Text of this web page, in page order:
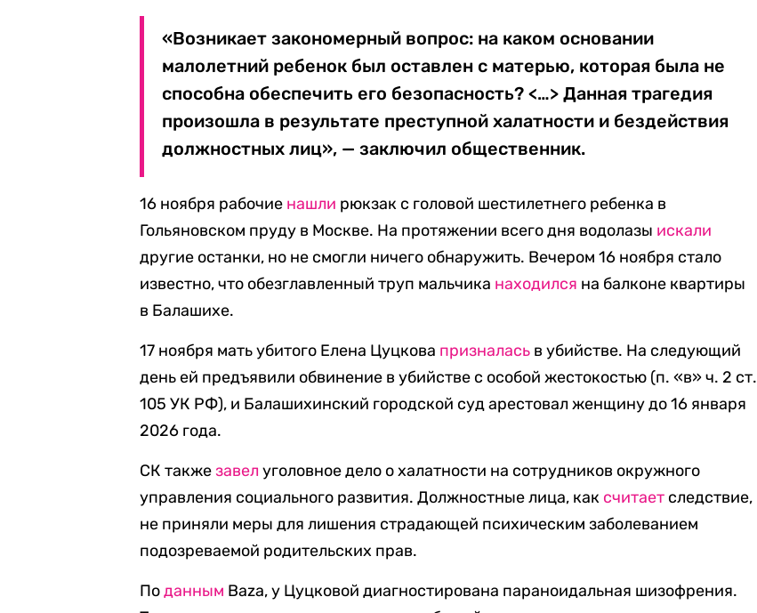
«Возникает закономерный вопрос: на каком основании
малолетний ребенок был оставлен с матерью, которая была не
способна обеспечить его безопасность? <…> Данная трагедия
произошла в результате преступной халатности и бездействия
должностных лиц», — заключил общественник.
16 ноября рабочие нашли рюкзак с головой шестилетнего ребенка в
Гольяновском пруду в Москве. На протяжении всего дня водолазы искали
другие останки, но не смогли ничего обнаружить. Вечером 16 ноября стало
известно, что обезглавленный труп мальчика находился на балконе квартиры
в Балашихе.
17 ноября мать убитого Елена Цуцкова призналась в убийстве. На следующий
день ей предъявили обвинение в убийстве с особой жестокостью (п. «в» ч. 2 ст.
105 УК РФ), и Балашихинский городской суд арестовал женщину до 16 января
2026 года.
СК такжезавел уголовное дело о халатности на сотрудников окружного
управления социального развития. Должностные лица, как считает следствие,
не приняли меры для лишения страдающей психическим заболеванием
подозреваемой родительских прав.
Поданным Baza, у Цуцковой диагностирована параноидальная шизофрения.